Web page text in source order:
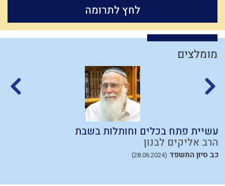
לחץ לתרומה
מומלצים
עשיית פתח בכלים וחותלות בשבת
הרב אליקים לבנון
כב סיון התשפד (28.06.2024)